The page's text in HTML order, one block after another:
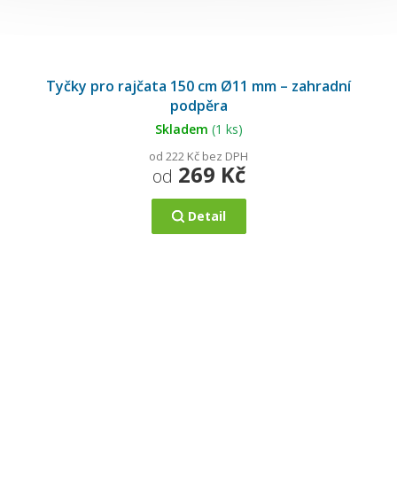
Tyčky pro rajčata 150 cm Ø11 mm – zahradní
podpěra
Skladem (1 ks)
od 222 Kč bez DPH
od 269 Kč
Detail